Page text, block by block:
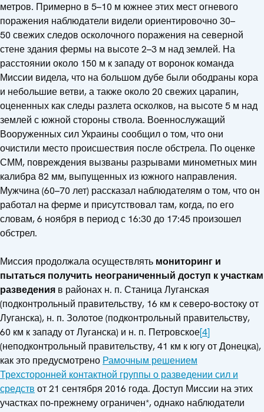
метров. Примерно в 5–10 м южнее этих мест огневого
поражения наблюдатели видели ориентировочно 30–
50 свежих следов осколочного поражения на северной
стене здания фермы на высоте 2–3 м над землей. На
расстоянии около 150 м к западу от воронок команда
Миссии видела, что на большом дубе были ободраны кора
и небольшие ветви, а также около 20 свежих царапин,
оцененных как следы разлета осколков, на высоте 5 м над
землей с южной стороны ствола. Военнослужащий
Вооруженных сил Украины сообщил о том, что они
очистили место происшествия после обстрела. По оценке
СММ, повреждения вызваны разрывами минометных мин
калибра 82 мм, выпущенных из южного направления.
Мужчина (60–70 лет) рассказал наблюдателям о том, что он
работал на ферме и присутствовал там, когда, по его
словам, 6 ноября в период с 16:30 до 17:45 произошел
обстрел.
Миссия продолжала осуществлять мониторинг и
пытаться получить неограниченный доступ к участкам
разведения в районах н. п. Станица Луганская
(подконтрольный правительству, 16 км к северо-востоку от
Луганска), н. п. Золотое (подконтрольный правительству,
60 км к западу от Луганска) и н. п. Петровское[4]
(неподконтрольный правительству, 41 км к югу от Донецка),
как это предусмотрено Рамочным решением
Трехсторонней контактной группы о разведении сил и
средств от 21 сентября 2016 года. Доступ Миссии на этих
участках по-прежнему ограничен*, однако наблюдатели